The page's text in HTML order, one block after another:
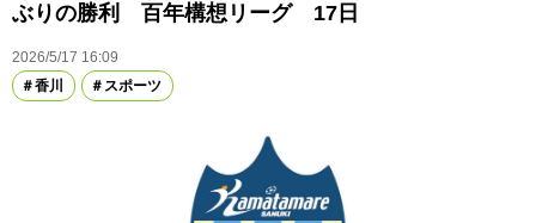
ぶりの勝利 百年構想リーグ 17日
2026/5/17 16:09
香川
スポーツ